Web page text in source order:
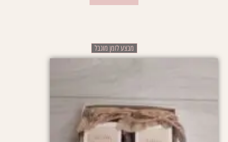
מבצע לזמן מוגבל